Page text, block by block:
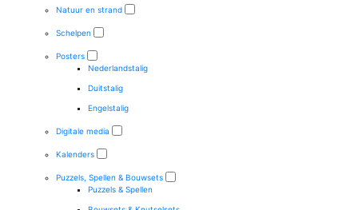
Natuur en strand
Schelpen
Posters
Nederlandstalig
Duitstalig
Engelstalig
Digitale media
Kalenders
Puzzels, Spellen & Bouwsets
Puzzels & Spellen